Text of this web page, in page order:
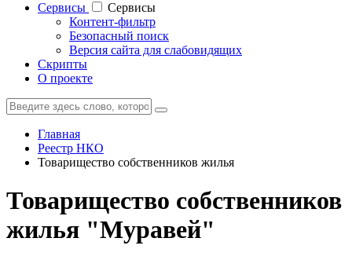
Cервисы
Cервисы
Контент-фильтр
Безопасный поиск
Версия сайта для слабовидящих
Скрипты
О проекте
Главная
Реестр НКО
Товарищество собственников жилья
Товарищество собственников
жилья "Муравей"